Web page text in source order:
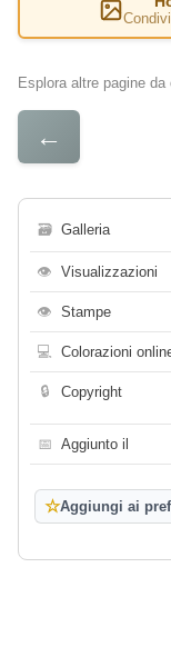
Esplora altre pagine
←
🗃 Galleria
👁 Visualizzazioni
👁 Stampe
💻 Colorazioni
🔒 Copyright
📅 Aggiunto il
☆Aggiungi ai